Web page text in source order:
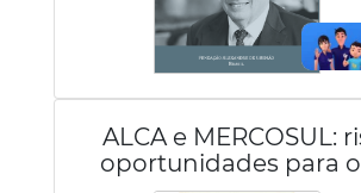
ALCA e MERCOSUL:
oportunidades para